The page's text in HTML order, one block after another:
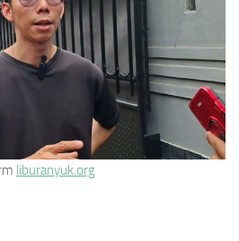
liburanyuk.org